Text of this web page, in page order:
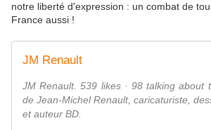
notre liberté d'expression : un combat de
France aussi !
JM Renault
JM Renault. 539 likes · 98 talking about
de Jean-Michel Renault, caricaturiste,
et auteur BD.